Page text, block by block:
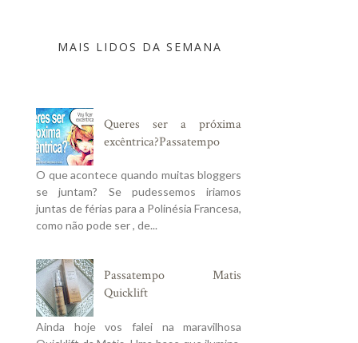
MAIS LIDOS DA SEMANA
Queres ser a próxima
excêntrica?Passatempo
O que acontece quando muitas bloggers
se juntam? Se pudessemos iriamos
juntas de férias para a Polinésia Francesa,
como não pode ser , de...
Passatempo Matis
Quicklift
Ainda hoje vos falei na maravilhosa